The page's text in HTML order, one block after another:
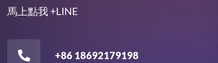
馬上點我 +LINE
+86 18692179198